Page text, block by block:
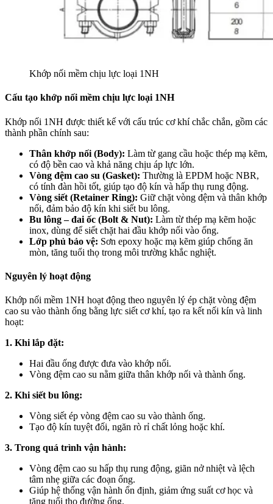
Khớp nối mềm chịu lực loại 1NH
Cấu tạo khớp nối mềm chịu lực loại 1NH
Khớp nối 1NH được thiết kế với cấu trúc cơ khí chắc chắn, gồm các
thành phần chính sau:
Thân khớp nối (Body): Làm từ gang cầu hoặc thép mạ kẽm,
có độ bền cao và khả năng chịu áp lực lớn.
Vòng đệm cao su (Gasket): Thường là EPDM hoặc NBR,
có tính đàn hồi tốt, giúp tạo độ kín và hấp thụ rung động.
Vòng siết (Retainer Ring): Giữ chặt vòng đệm và thân khớp
nối, đảm bảo độ kín khi siết bu lông.
Bu lông – đai ốc (Bolt & Nut): Làm từ thép mạ kẽm hoặc
inox, dùng để siết chặt hai đầu khớp nối vào ống.
Lớp phủ bảo vệ: Sơn epoxy hoặc mạ kẽm giúp chống ăn
mòn, tăng tuổi thọ trong môi trường khắc nghiệt.
Nguyên lý hoạt động
Khớp nối mềm 1NH hoạt động theo nguyên lý ép chặt vòng đệm
cao su vào thành ống bằng lực siết cơ khí, tạo ra kết nối kín và linh
hoạt:
1. Khi lắp đặt:
Hai đầu ống được đưa vào khớp nối.
Vòng đệm cao su nằm giữa thân khớp nối và thành ống.
2. Khi siết bu lông:
Vòng siết ép vòng đệm cao su vào thành ống.
Tạo độ kín tuyệt đối, ngăn rò rỉ chất lỏng hoặc khí.
3. Trong quá trình vận hành:
Vòng đệm cao su hấp thụ rung động, giãn nở nhiệt và lệch
tâm nhẹ giữa các đoạn ống.
Giúp hệ thống vận hành ổn định, giảm ứng suất cơ học và
tăng tuổi thọ đường ống.